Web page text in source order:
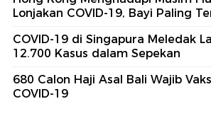
Lonjakan COVID-19, Bayi Paling
COVID-19 di Singapura Meledak
12.700 Kasus dalam Sepekan
680 Calon Haji Asal Bali Wajib
COVID-19